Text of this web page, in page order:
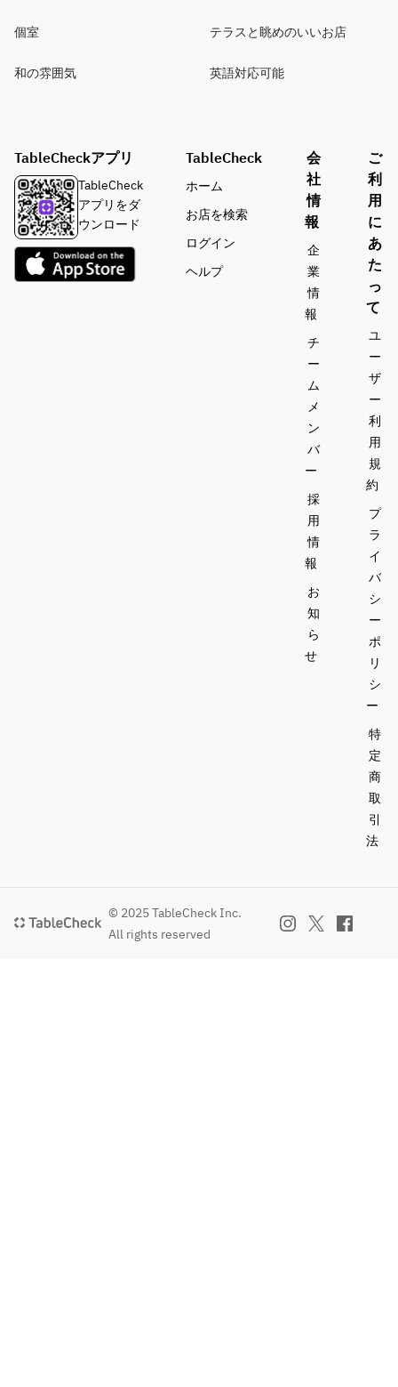
個室 テラスと眺めのいいお店
和の雰囲気 英語対応可能
TableCheckアプリ
TableCheck
アプリをダ
ウンロード
TableCheck
ホーム
お店を検索
ログイン
ヘルプ
会
社
情
報
企
業
情
報
チ
ー
ム
メ
ン
バ
ー
採
用
情
報
お
知
ら
せ
ご
利
用
に
あ
た
っ
て
ユ
ー
ザ
ー
利
用
規
約
プ
ラ
イ
バ
シ
ー
ポ
リ
シ
ー
特
定
商
取
引
法
© 2025 TableCheck Inc.
All rights reserved